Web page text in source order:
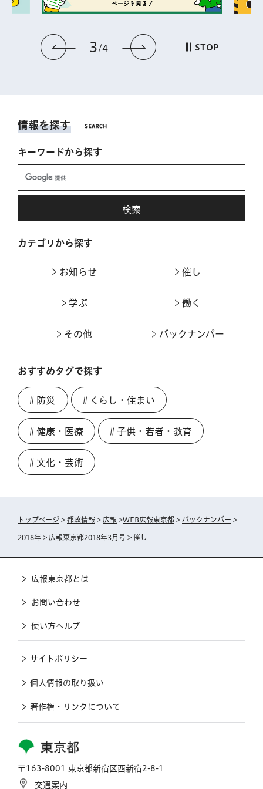
前のスライドを表示
3 4 次のスライドを表
STOP
情報を探す
キーワードから探す
カテゴリから探す
お知らせ 催し
学ぶ 働く
その他 バックナンバー
おすすめタグで探す
＃防災 ＃くらし・住まい
＃健康・医療 ＃子供・若者・教育
＃文化・芸術
トップページ > 都政情報 > 広報 >WEB広報東京都 > バックナンバー >
2018年 > 広報東京都2018年3月号 > 催し
東京都
〒163-8001 東京都新宿区西新宿2-8-1
交通案内
広報東京都とは
お問い合わせ
使い方ヘルプ
サイトポリシー
個人情報の取り扱い
著作権・リンクについて